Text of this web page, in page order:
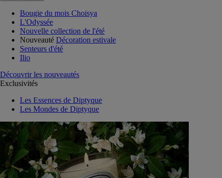
Bougie du mois Choisya
L'Odyssée
Nouvelle collection de l'été
Nouveauté Décoration estivale
Senteurs d'été
Ilio
Découvrir les nouveautés
Exclusivités
Les Essences de Diptyque
Les Mondes de Diptyque